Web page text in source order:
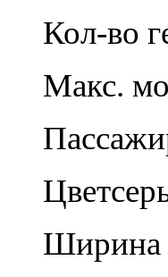
Кол-во
Макс.
Цвет
Ширина